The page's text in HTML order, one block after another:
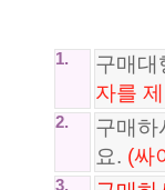
1.
구매대
자를
2.
구매하
요. (싸
3.